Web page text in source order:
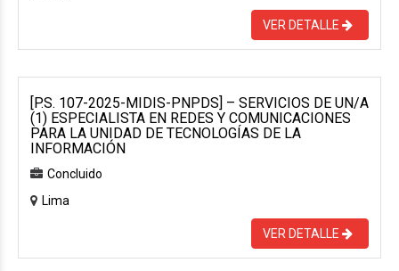
VER DETALLE
[P.S. 107-2025-MIDIS-PNPDS] – SERVICIOS DE UN/A
(1) ESPECIALISTA EN REDES Y COMUNICACIONES
PARA LA UNIDAD DE TECNOLOGÍAS DE LA
INFORMACIÓN
Concluido
Lima
VER DETALLE